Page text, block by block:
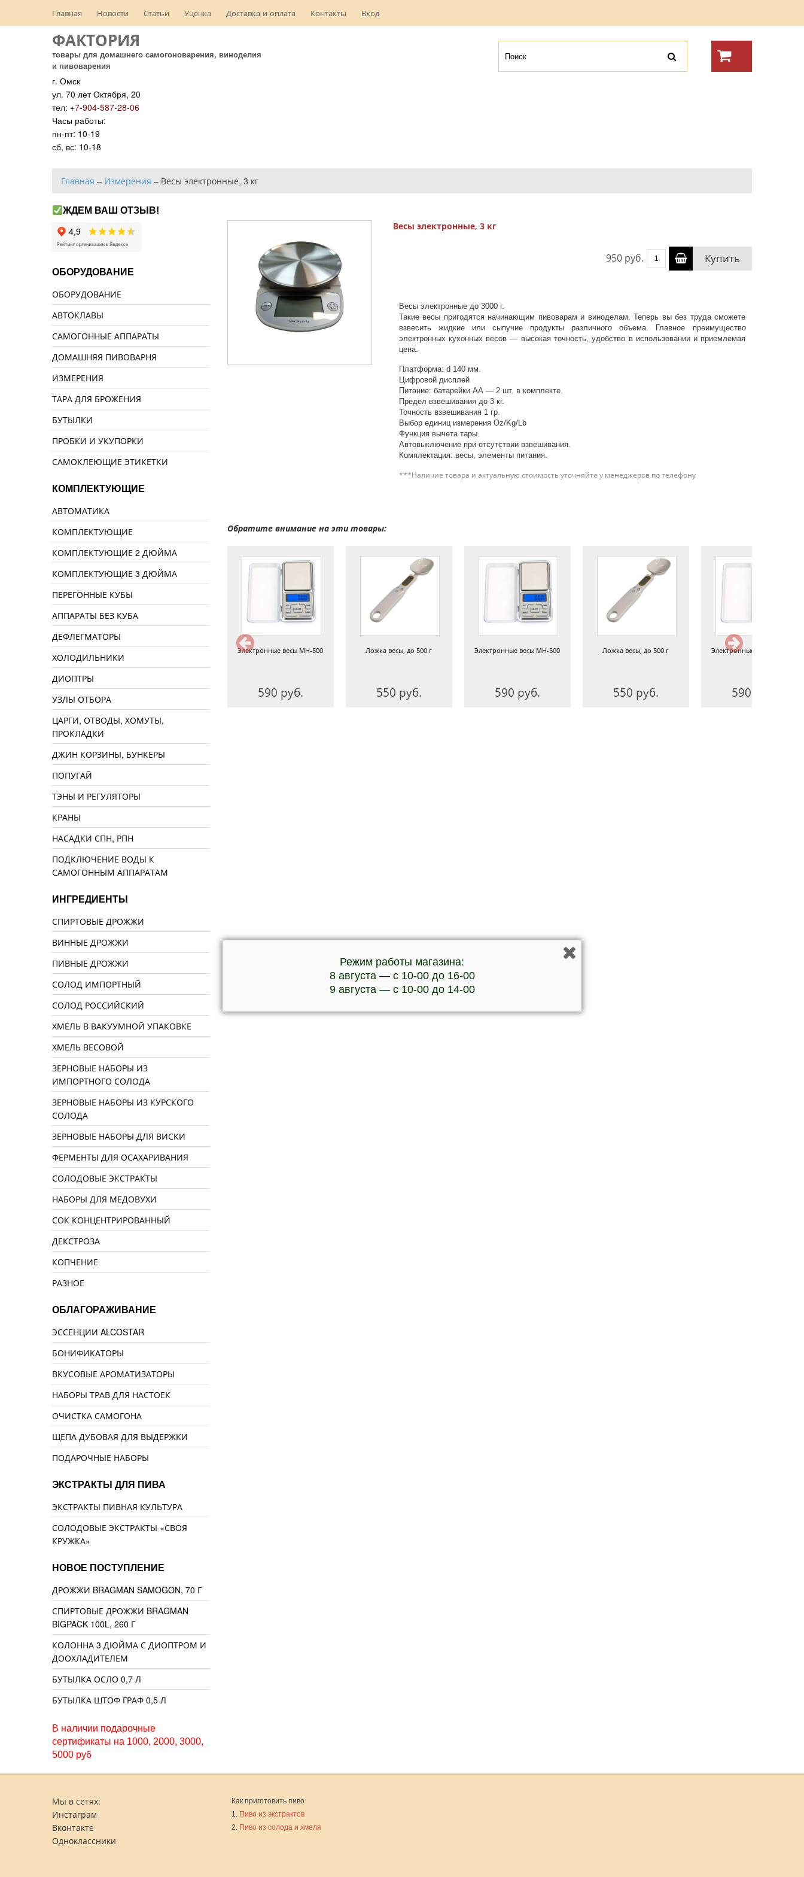
Главная Новости Статьи Уценка Доставка и оплата Контакты Вход
ФАКТОРИЯ
товары для домашнего самогоноварения, виноделия
и пивоварения
г. Омск
ул. 70 лет Октября, 20
тел: +7-904-587-28-06
Часы работы:
пн-пт: 10-19
сб, вс: 10-18
Главная – Измерения – Весы электронные, 3 кг
Весы электронные, 3 кг
950 руб. Купить
Весы электронные до 3000 г.
Такие весы пригодятся начинающим пивоварам и виноделам. Теперь вы без труда сможете
взвесить жидкие или сыпучие продукты различного объема. Главное преимущество
электронных кухонных весов — высокая точность, удобство в использовании и приемлемая
цена.
Платформа: d 140 мм.
Цифровой дисплей
Питание: батарейки АА — 2 шт. в комплекте.
Предел взвешивания до 3 кг.
Точность взвешивания 1 гр.
Выбор единиц измерения Oz/Kg/Lb
Функция вычета тары.
Автовыключение при отсутствии взвешивания.
Комплектация: весы, элементы питания.
***Наличие товара и актуальную стоимость уточняйте у менеджеров по телефону
Обратите внимание на эти товары:
590 руб. 550 руб.
Электронные весы MH-500
590 руб.
Ложка весы, до 500 г
550 руб.
Электронные весы MH-500
590 руб.
Ложка весы, до 500 г
550 руб.
Электронные весы MH-500
590 руб.
ЖДЕМ ВАШ ОТЗЫВ!
ОБОРУДОВАНИЕ
ОБОРУДОВАНИЕ
АВТОКЛАВЫ
САМОГОННЫЕ АППАРАТЫ
ДОМАШНЯЯ ПИВОВАРНЯ
ИЗМЕРЕНИЯ
ТАРА ДЛЯ БРОЖЕНИЯ
БУТЫЛКИ
ПРОБКИ И УКУПОРКИ
САМОКЛЕЮЩИЕ ЭТИКЕТКИ
КОМПЛЕКТУЮЩИЕ
АВТОМАТИКА
КОМПЛЕКТУЮЩИЕ
КОМПЛЕКТУЮЩИЕ 2 ДЮЙМА
КОМПЛЕКТУЮЩИЕ 3 ДЮЙМА
ПЕРЕГОННЫЕ КУБЫ
АППАРАТЫ БЕЗ КУБА
ДЕФЛЕГМАТОРЫ
ХОЛОДИЛЬНИКИ
ДИОПТРЫ
УЗЛЫ ОТБОРА
ЦАРГИ, ОТВОДЫ, ХОМУТЫ,
ПРОКЛАДКИ
ДЖИН КОРЗИНЫ, БУНКЕРЫ
ПОПУГАЙ
ТЭНЫ И РЕГУЛЯТОРЫ
КРАНЫ
НАСАДКИ СПН, РПН
ПОДКЛЮЧЕНИЕ ВОДЫ К
САМОГОННЫМ АППАРАТАМ
ИНГРЕДИЕНТЫ
СПИРТОВЫЕ ДРОЖЖИ
ВИННЫЕ ДРОЖЖИ
ПИВНЫЕ ДРОЖЖИ
СОЛОД ИМПОРТНЫЙ
СОЛОД РОССИЙСКИЙ
ХМЕЛЬ В ВАКУУМНОЙ УПАКОВКЕ
ХМЕЛЬ ВЕСОВОЙ
ЗЕРНОВЫЕ НАБОРЫ ИЗ
ИМПОРТНОГО СОЛОДА
ЗЕРНОВЫЕ НАБОРЫ ИЗ КУРСКОГО
СОЛОДА
ЗЕРНОВЫЕ НАБОРЫ ДЛЯ ВИСКИ
ФЕРМЕНТЫ ДЛЯ ОСАХАРИВАНИЯ
СОЛОДОВЫЕ ЭКСТРАКТЫ
НАБОРЫ ДЛЯ МЕДОВУХИ
СОК КОНЦЕНТРИРОВАННЫЙ
ДЕКСТРОЗА
КОПЧЕНИЕ
РАЗНОЕ
ОБЛАГОРАЖИВАНИЕ
ЭССЕНЦИИ ALCOSTAR
БОНИФИКАТОРЫ
ВКУСОВЫЕ АРОМАТИЗАТОРЫ
НАБОРЫ ТРАВ ДЛЯ НАСТОЕК
ОЧИСТКА САМОГОНА
ЩЕПА ДУБОВАЯ ДЛЯ ВЫДЕРЖКИ
ПОДАРОЧНЫЕ НАБОРЫ
ЭКСТРАКТЫ ДЛЯ ПИВА
ЭКСТРАКТЫ ПИВНАЯ КУЛЬТУРА
СОЛОДОВЫЕ ЭКСТРАКТЫ «СВОЯ
КРУЖКА»
НОВОЕ ПОСТУПЛЕНИЕ
ДРОЖЖИ BRAGMAN SAMOGON, 70 Г
СПИРТОВЫЕ ДРОЖЖИ BRAGMAN
BIGPACK 100L, 260 Г
КОЛОННА 3 ДЮЙМА С ДИОПТРОМ И
ДООХЛАДИТЕЛЕМ
БУТЫЛКА ОСЛО 0,7 Л
БУТЫЛКА ШТОФ ГРАФ 0,5 Л
В наличии подарочные
сертификаты на 1000, 2000, 3000,
5000 руб
Мы в сетях:
Инстаграм
Вконтакте
Одноклассники
Как приготовить пиво
1. Пиво из экстрактов
2. Пиво из солода и хмеля
Режим работы магазина:
8 августа — с 10-00 до 16-00
9 августа — с 10-00 до 14-00